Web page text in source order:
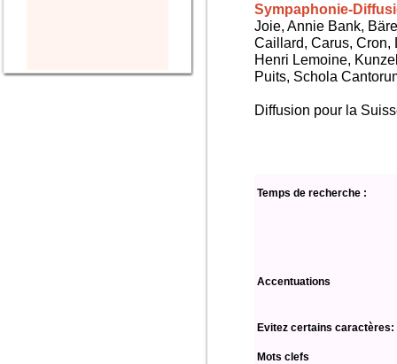
Sympaphonie-
Joie, Annie Bank,
Caillard, Carus, Cron,
Henri Lemoine,
Puits, Schola
Diffusion pour la
Temps de recherche :
Accentuations
Evitez certains caractères:
Mots clefs